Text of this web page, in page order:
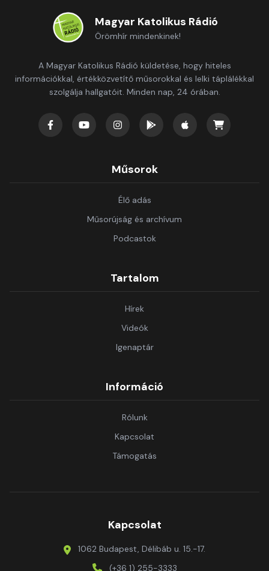
Magyar Katolikus Rádió
Örömhír mindenkinek!
A Magyar Katolikus Rádió küldetése, hogy hiteles
információkkal, értékközvetítő műsorokkal és lelki táplálékkal
szolgálja hallgatóit. Minden nap, 24 órában.
Műsorok
Élő adás
Műsorújság és archívum
Podcastok
Tartalom
Hírek
Videók
Igenaptár
Információ
Rólunk
Kapcsolat
Támogatás
Kapcsolat
1062 Budapest, Délibáb u. 15.-17.
(+36 1) 255-3333